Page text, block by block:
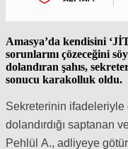
Amasya’da kendisini
sorunlarını çözeceğini
dolandıran şahıs,
sonucu karakolluk oldu.
Sekreterinin ifadeleriyle
dolandırdığı saptanan
Pehlül A., adliyeye